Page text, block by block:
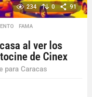
234 0 91
,FAMA
al ver los
de Cinex
para Caracas